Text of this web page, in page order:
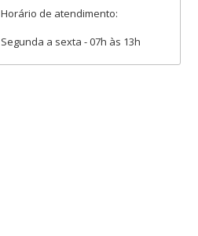
Horário de atendimento:
Segunda a sexta - 07h às 13h